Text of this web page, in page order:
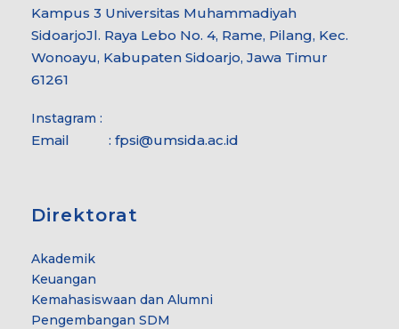
Kampus 3 Universitas Muhammadiyah
SidoarjoJl. Raya Lebo No. 4, Rame, Pilang, Kec.
Wonoayu, Kabupaten Sidoarjo, Jawa Timur
61261
Instagram :
Email : fpsi@umsida.ac.id
Direktorat
Akademik
Keuangan
Kemahasiswaan dan Alumni
Pengembangan SDM